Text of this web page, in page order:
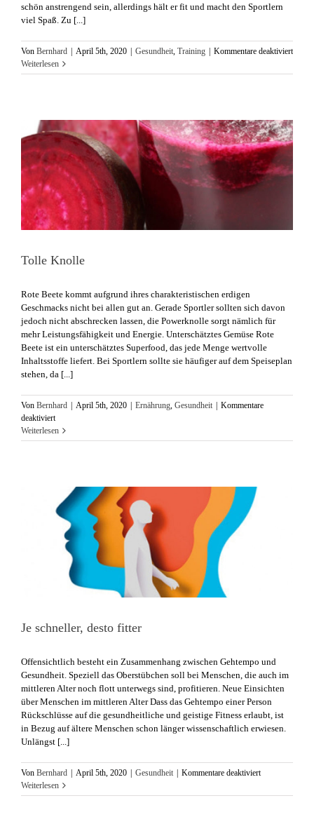
schön anstrengend sein, allerdings hält er fit und macht den Sportlern
viel Spaß. Zu [...]
Von Bernhard | April 5th, 2020 | Gesundheit Training | Kommentare deaktiviertfür
und
Weiterlesen
Tolle Knolle
​Rote Beete kommt aufgrund ihres charakteristischen erdigen
Geschmacks nicht bei allen gut an. Gerade Sportler sollten sich davon
jedoch nicht abschrecken lassen, die Powerknolle sorgt nämlich für
mehr Leistungsfähigkeit und Energie. Unterschätztes Gemüse Rote
Beete ist ein unterschätztes Superfood, das jede Menge wertvolle
Inhaltsstoffe liefert. Bei Sportlern sollte sie häufiger auf dem Speiseplan
stehen, da [...]
Von Bernhard April 5th, 2020 Ernährung, Gesundheit
Kommentare
deaktiviertfür
Tolle
Knolle
Weiterlesen
Je schneller, desto fitter
​Offensichtlich besteht ein Zusammenhang zwischen Gehtempo und
Gesundheit. Speziell das Oberstübchen soll bei Menschen, die auch im
mittleren Alter noch flott unterwegs sind, profitieren. Neue Einsichten
über Menschen im mittleren Alter Dass das Gehtempo einer Person
Rückschlüsse auf die gesundheitliche und geistige Fitness erlaubt, ist
in Bezug auf ältere Menschen schon länger wissenschaftlich erwiesen.
Unlängst [...]
Von Bernhard April 5th, 2020 Gesundheit Kommentare deaktiviertfür
schneller,
Weiterlesen